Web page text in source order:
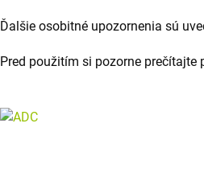
Ďalšie osobitné upozornenia sú
Pred použitím si pozorne prečítajte